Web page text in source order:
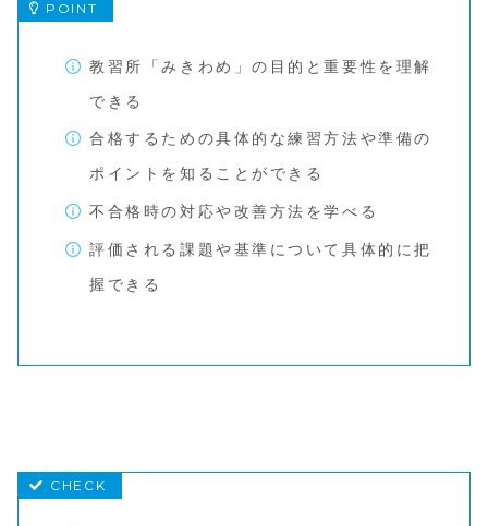
教習所「みきわめ」の目的と重要性を理解
できる
合格するための具体的な練習方法や準備の
ポイントを知ることができる
不合格時の対応や改善方法を学べる
評価される課題や基準について具体的に把
握できる